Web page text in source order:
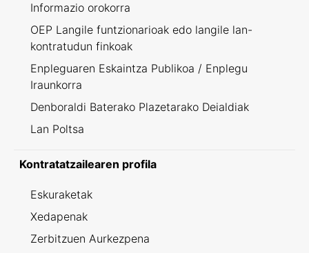
Informazio orokorra
OEP Langile funtzionarioak edo langile lan-
kontratudun finkoak
Enpleguaren Eskaintza Publikoa / Enplegu
Iraunkorra
Denboraldi Baterako Plazetarako Deialdiak
Lan Poltsa
Kontratatzailearen profila
Eskuraketak
Xedapenak
Zerbitzuen Aurkezpena